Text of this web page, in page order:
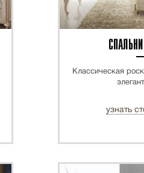
СПАЛЬНИ
Классическая
узнать